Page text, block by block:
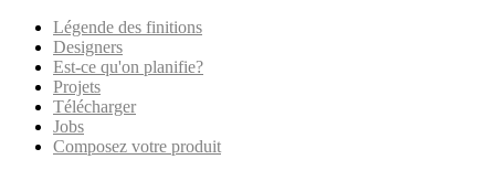
Légende des finitions
Designers
Est-ce qu'on planifie?
Projets
Télécharger
Jobs
Composez votre produit